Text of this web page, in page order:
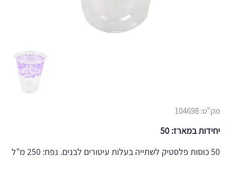
מק"ט:104698
יחידות במארז: 50
50 כוסות פלסטיק לשתייה בעלות עיטורים לבנים. נפח: 250 מ”ל